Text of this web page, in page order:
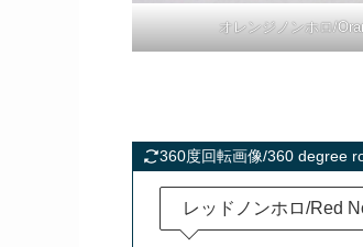
オレンジノンホロ/
360度回転画像/360 degree
レッドノンホロ/Red